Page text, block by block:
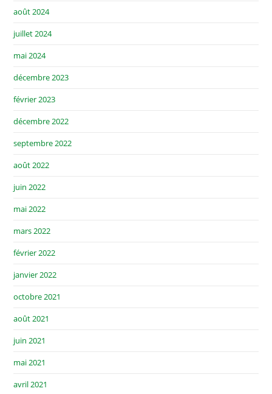
août 2024
juillet 2024
mai 2024
décembre 2023
février 2023
décembre 2022
septembre 2022
août 2022
juin 2022
mai 2022
mars 2022
février 2022
janvier 2022
octobre 2021
août 2021
juin 2021
mai 2021
avril 2021